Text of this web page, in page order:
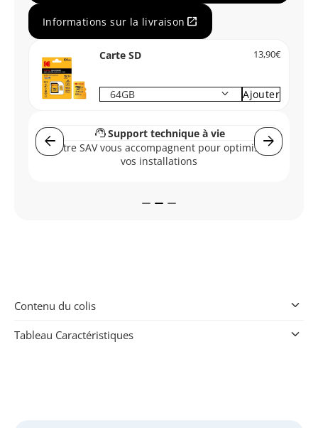
Informations sur la livraison open_in_new
Carte SD 13,90€
keyboard_arrow_down Ajouter
arrow_back arrow_forward
support_agentSupport technique à vie
Notre SAV vous accompagnent pour optimiser
vos installations
Contenu du colis keyboard_arrow_down
Tableau Caractéristiques keyboard_arrow_down